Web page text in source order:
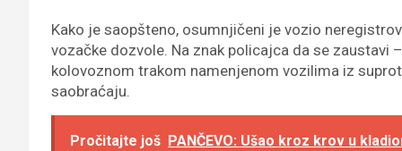
Kako je saopšteno, osumnjičeni je vozio
vozačke dozvole. Na znak policajca da se zaustavi
kolovoznom trakom namenjenom vozilima iz
saobraćaju.
Pročitajte još PANČEVO: Ušao kroz krov u